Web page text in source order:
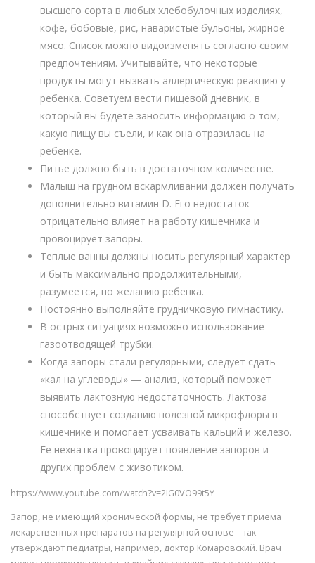
высшего сорта в любых хлебобулочных изделиях,
кофе, бобовые, рис, наваристые бульоны, жирное
мясо. Список можно видоизменять согласно своим
предпочтениям. Учитывайте, что некоторые
продукты могут вызвать аллергическую реакцию у
ребенка. Советуем вести пищевой дневник, в
который вы будете заносить информацию о том,
какую пищу вы съели, и как она отразилась на
ребенке.
Питье должно быть в достаточном количестве.
Малыш на грудном вскармливании должен получать
дополнительно витамин D. Его недостаток
отрицательно влияет на работу кишечника и
провоцирует запоры.
Теплые ванны должны носить регулярный характер
и быть максимально продолжительными,
разумеется, по желанию ребенка.
Постоянно выполняйте грудничковую гимнастику.
В острых ситуациях возможно использование
газоотводящей трубки.
Когда запоры стали регулярными, следует сдать
«кал на углеводы» — анализ, который поможет
выявить лактозную недостаточность. Лактоза
способствует созданию полезной микрофлоры в
кишечнике и помогает усваивать кальций и железо.
Ее нехватка провоцирует появление запоров и
других проблем с животиком.
https://www.youtube.com/watch?v=2IG0VO99t5Y
Запор, не имеющий хронической формы, не требует приема
лекарственных препаратов на регулярной основе – так
утверждают педиатры, например, доктор Комаровский. Врач